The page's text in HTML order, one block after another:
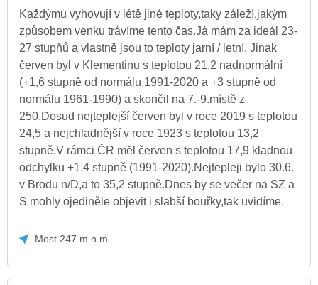
Každýmu vyhovují v létě jiné teploty,taky záleží,jakým
způsobem venku trávíme tento čas.Já mám za ideál 23-
27 stupňů a vlastně jsou to teploty jarní / letní. Jinak
červen byl v Klementinu s teplotou 21,2 nadnormální
(+1,6 stupně od normálu 1991-2020 a +3 stupně od
normálu 1961-1990) a skončil na 7.-9.místě z
250.Dosud nejteplejší červen byl v roce 2019 s teplotou
24,5 a nejchladnější v roce 1923 s teplotou 13,2
stupně.V rámci ČR měl červen s teplotou 17,9 kladnou
odchylku +1.4 stupně (1991-2020).Nejtepleji bylo 30.6.
v Brodu n/D,a to 35,2 stupně.Dnes by se večer na SZ a
S mohly ojediněle objevit i slabší bouřky,tak uvidíme.
Most 247 m n.m.